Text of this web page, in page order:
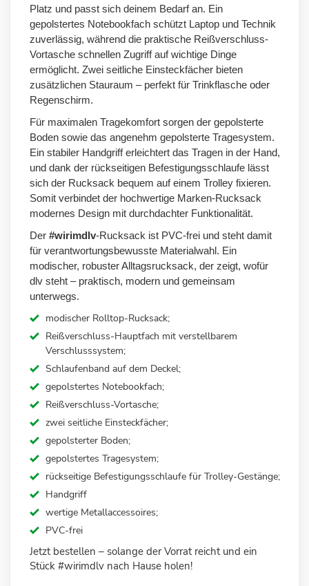
Platz und passt sich deinem Bedarf an. Ein
gepolstertes Notebookfach schützt Laptop und Technik
zuverlässig, während die praktische Reißverschluss-
Vortasche schnellen Zugriff auf wichtige Dinge
ermöglicht. Zwei seitliche Einsteckfächer bieten
zusätzlichen Stauraum – perfekt für Trinkflasche oder
Regenschirm.
Für maximalen Tragekomfort sorgen der gepolsterte
Boden sowie das angenehm gepolsterte Tragesystem.
Ein stabiler Handgriff erleichtert das Tragen in der Hand,
und dank der rückseitigen Befestigungsschlaufe lässt
sich der Rucksack bequem auf einem Trolley fixieren.
Somit verbindet der hochwertige Marken-Rucksack
modernes Design mit durchdachter Funktionalität.
Der #wirimdlv-Rucksack ist PVC-frei und steht damit
für verantwortungsbewusste Materialwahl. Ein
modischer, robuster Alltagsrucksack, der zeigt, wofür
dlv steht – praktisch, modern und gemeinsam
unterwegs.
modischer Rolltop-Rucksack;
Reißverschluss-Hauptfach mit verstellbarem
Verschlusssystem;
Schlaufenband auf dem Deckel;
gepolstertes Notebookfach;
Reißverschluss-Vortasche;
zwei seitliche Einsteckfächer;
gepolsterter Boden;
gepolstertes Tragesystem;
rückseitige Befestigungsschlaufe für Trolley-Gestänge;
Handgriff
wertige Metallaccessoires;
PVC-frei
Jetzt bestellen – solange der Vorrat reicht und ein
Stück #wirimdlv nach Hause holen!